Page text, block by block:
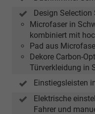
Design Selection
Microfaser in
kombiniert mit
Pad aus
Dekore Carbon-
Türverkleidung in
Einstiegsleisten
Elektrische
Fahrer und